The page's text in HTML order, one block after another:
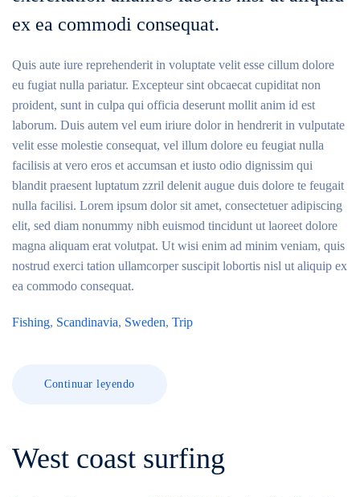
ex ea commodi consequat.
Quis aute iure reprehenderit in voluptate velit esse cillum dolore
eu fugiat nulla pariatur. Excepteur sint obcaecat cupiditat non
proident, sunt in culpa qui officia deserunt mollit anim id est
laborum. Duis autem vel eum iriure dolor in hendrerit in vulputate
velit esse molestie consequat, vel illum dolore eu feugiat nulla
facilisis at vero eros et accumsan et iusto odio dignissim qui
blandit praesent luptatum zzril delenit augue duis dolore te feugait
nulla facilisi. Lorem ipsum dolor sit amet, consectetuer adipiscing
elit, sed diam nonummy nibh euismod tincidunt ut laoreet dolore
magna aliquam erat volutpat. Ut wisi enim ad minim veniam, quis
nostrud exerci tation ullamcorper suscipit lobortis nisl ut aliquip ex
ea commodo consequat.
Fishing, Scandinavia, Sweden, Trip
Continuar leyendo
West coast surfing